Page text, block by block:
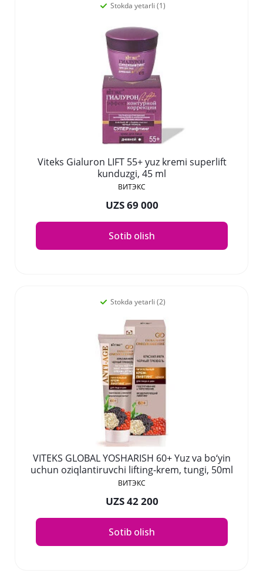
Stokda yetarli (1)
Viteks Gialuron LIFT 55+ yuz kremi superlift
kunduzgi, 45 ml
ВИТЭКС
UZS 69 000
Sotib olish
Stokda yetarli (2)
VITEKS GLOBAL YOSHARISH 60+ Yuz va bo‘yin
uchun oziqlantiruvchi lifting-krem, tungi, 50ml
ВИТЭКС
UZS 42 200
Sotib olish